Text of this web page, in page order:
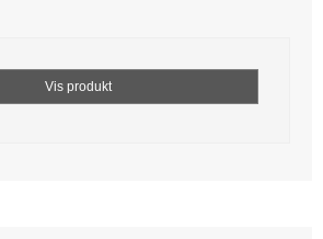
Vis produkt